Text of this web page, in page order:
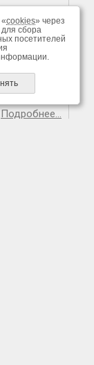
под
ты!»
Подробнее…
cookies» через
сбора
посетителей